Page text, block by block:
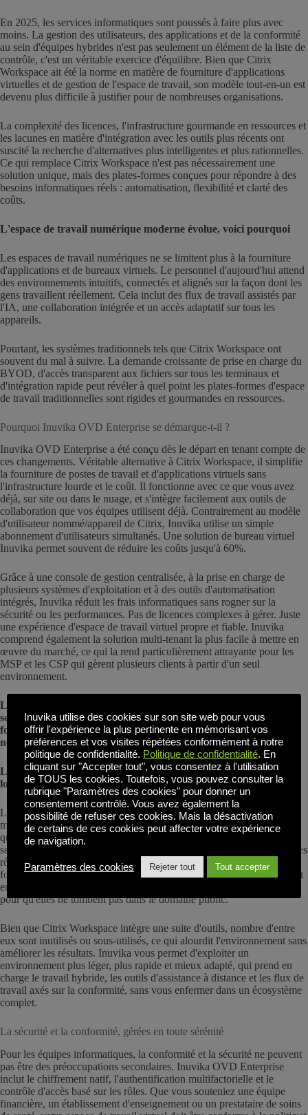
En 2025, les services informatiques sont poussés à faire plus avec
moins. La gestion des utilisateurs, des applications et de la conformité
au sein d'équipes hybrides n'est pas seulement un élément de la liste de
contrôle, c'est un véritable exercice d'équilibre. Bien que Citrix
Workspace ait été la norme en matière de fourniture d'applications
virtuelles et de gestion de l'espace de travail, son modèle tout-en-un est
devenu plus difficile à justifier pour de nombreuses organisations.
La complexité des licences, l'infrastructure gourmande en ressources et
les lacunes en matière d'intégration avec les outils plus récents ont
suscité la recherche d'alternatives plus intelligentes et plus rationnelles.
Ce qui remplace Citrix Workspace n'est pas nécessairement une
solution unique, mais des plates-formes conçues pour répondre à des
besoins informatiques réels : automatisation, flexibilité et clarté des
coûts.
L'espace de travail numérique moderne évolue, voici pourquoi
Les espaces de travail numériques ne se limitent plus à la fourniture
d'applications et de bureaux virtuels. Le personnel d'aujourd'hui attend
des environnements intuitifs, connectés et alignés sur la façon dont les
gens travaillent réellement. Cela inclut des flux de travail assistés par
l'IA, une collaboration intégrée et un accès adaptatif sur tous les
appareils.
Pourtant, les systèmes traditionnels tels que Citrix Workspace ont
souvent du mal à suivre. La demande croissante de prise en charge du
BYOD, d'accès transparent aux fichiers sur tous les terminaux et
d'intégration rapide peut révéler à quel point les plates-formes d'espace
de travail traditionnelles sont rigides et gourmandes en ressources.
Pourquoi Inuvika OVD Enterprise se démarque-t-il ?
Inuvika OVD Enterprise a été conçu dès le départ en tenant compte de
ces changements. Véritable alternative à Citrix Workspace, il simplifie
la fourniture de postes de travail et d'applications virtuels sans
l'infrastructure lourde et le coût. Il fonctionne avec ce que vous avez
déjà, sur site ou dans le nuage, et s'intègre facilement aux outils de
collaboration que vos équipes utilisent déjà. Contrairement au modèle
d'utilisateur nommé/appareil de Citrix, Inuvika utilise un simple
abonnement d'utilisateurs simultanés. Une solution de bureau virtuel
Inuvika permet souvent de réduire les coûts jusqu'à 60%.
Grâce à une console de gestion centralisée, à la prise en charge de
plusieurs systèmes d'exploitation et à des outils d'automatisation
intégrés, Inuvika réduit les frais informatiques sans rogner sur la
sécurité ou les performances. Pas de licences complexes à gérer. Juste
une expérience d'espace de travail virtuel propre et fiable. Inuvika
comprend également la solution multi-tenant la plus facile à mettre en
œuvre du marché, ce qui la rend particulièrement attrayante pour les
MSP et les CSP qui gèrent plusieurs clients à partir d'un seul
environnement.
Le déploiement se mesure en heures, et non en jours ou en
semaines, ce qui signifie que les équipes informatiques et les
fournisseurs de services peuvent déployer rapidement de
nouveaux environnements.
L'IA, l'automatisation et la collaboration à distance, sans la
lourdeur du système
Les titres sur “l'évolution de l'IA” ne sont pas que du battage
médiatique. Dans la pratique, les équipes veulent une automatisation
qui réduise les tâches répétitives : une gestion plus intelligente des
sessions, des mises à jour rationalisées et un accès simplifié basé sur les
rôles. Inuvika soutient ce mouvement, non pas en promettant des
fonctionnalités futuristes, mais en facilitant les tâches fondamentales et
en veillant à ce que vous soyez en mesure de protéger vos données
pour qu'elles ne tombent pas dans le domaine public.
Bien que Citrix Workspace intègre une suite d'outils, nombre d'entre
eux sont inutilisés ou sous-utilisés, ce qui alourdit l'environnement sans
améliorer les résultats. Inuvika vous permet d'exploiter un
environnement plus léger, plus rapide et mieux adapté, qui prend en
charge le travail hybride, les outils d'assistance à distance et les flux de
travail axés sur la conformité, sans vous enfermer dans un écosystème
complet.
La sécurité et la conformité, gérées en toute sérénité
Pour les équipes informatiques, la conformité et la sécurité ne peuvent
pas être des préoccupations secondaires. Inuvika OVD Enterprise
inclut le chiffrement natif, l'authentification multifactorielle et le
contrôle d'accès basé sur les rôles. Que vous souteniez une équipe
financière, un établissement d'enseignement ou un prestataire de soins
Inuvika utilise des cookies sur son site web pour vous
offrir l'expérience la plus pertinente en mémorisant vos
préférences et vos visites répétées conformément à notre
politique de confidentialité. Politique de confidentialité. En
cliquant sur "Accepter tout", vous consentez à l'utilisation
de TOUS les cookies. Toutefois, vous pouvez consulter la
rubrique "Paramètres des cookies" pour donner un
consentement contrôlé. Vous avez également la
possibilité de refuser ces cookies. Mais la désactivation
de certains de ces cookies peut affecter votre expérience
de navigation.
Paramètres des cookies Rejeter tout Tout accepter